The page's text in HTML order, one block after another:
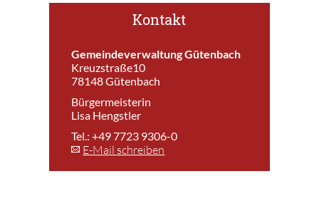
Kontakt
Gemeindeverwaltung Gütenbach
Kreuzstraße10
78148 Gütenbach
Bürgermeisterin
Lisa Hengstler
Tel.: +49 7723 9306-0
E-Mail schreiben